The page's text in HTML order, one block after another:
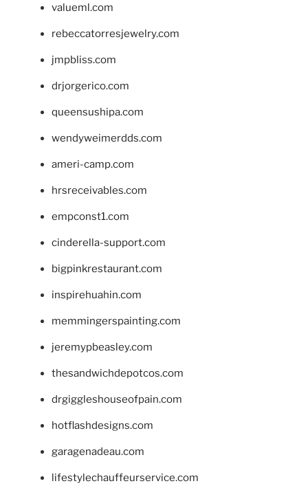
valueml.com
rebeccatorresjewelry.com
jmpbliss.com
drjorgerico.com
queensushipa.com
wendyweimerdds.com
ameri-camp.com
hrsreceivables.com
empconst1.com
cinderella-support.com
bigpinkrestaurant.com
inspirehuahin.com
memmingerspainting.com
jeremypbeasley.com
thesandwichdepotcos.com
drgiggleshouseofpain.com
hotflashdesigns.com
garagenadeau.com
lifestylechauffeurservice.com